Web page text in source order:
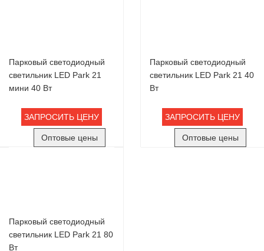
Парковый светодиодный
светильник LED Park 21
мини 40 Вт
ЗАПРОСИТЬ ЦЕНУ
Оптовые цены
Парковый светодиодный
светильник LED Park 21 40
Вт
ЗАПРОСИТЬ ЦЕНУ
Оптовые цены
Парковый светодиодный
светильник LED Park 21 80
Вт